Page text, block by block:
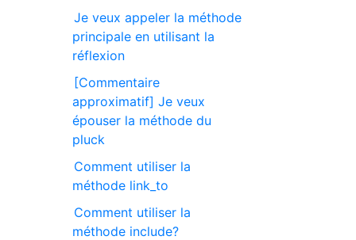
Je veux appeler la méthode
principale en utilisant la
réflexion
[Commentaire
approximatif] Je veux
épouser la méthode du
pluck
Comment utiliser la
méthode link_to
Comment utiliser la
méthode include?